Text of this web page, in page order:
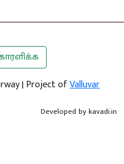
| Project ofValluvar
Developed bykavadi.in